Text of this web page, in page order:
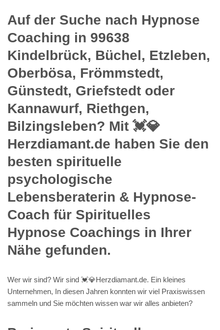
Auf der Suche nach Hypnose
Coaching in 99638
Kindelbrück, Büchel, Etzleben,
Oberbösa, Frömmstedt,
Günstedt, Griefstedt oder
Kannawurf, Riethgen,
Bilzingsleben? Mit 💓️💎
Herzdiamant.de haben Sie den
besten spirituelle
psychologische
Lebensberaterin & Hypnose-
Coach für Spirituelles
Hypnose Coachings in Ihrer
Nähe gefunden.
Wer wir sind? Wir sind 💓️💎Herzdiamant.de. Ein kleines
Unternehmen, In diesen Jahren konnten wir viel Praxiswissen
sammeln und Sie möchten wissen war wir alles anbieten?